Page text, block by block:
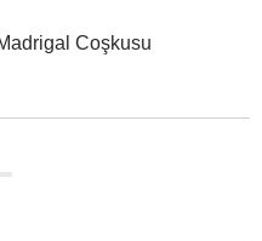
Coşkusu